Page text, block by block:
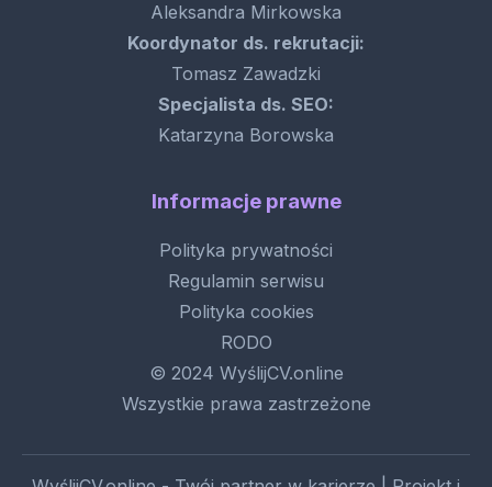
Aleksandra Mirkowska
Koordynator ds. rekrutacji:
Tomasz Zawadzki
Specjalista ds. SEO:
Katarzyna Borowska
Informacje prawne
Polityka prywatności
Regulamin serwisu
Polityka cookies
RODO
© 2024 WyślijCV.online
Wszystkie prawa zastrzeżone